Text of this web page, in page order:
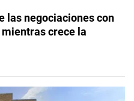
las negociaciones con
mientras crece la